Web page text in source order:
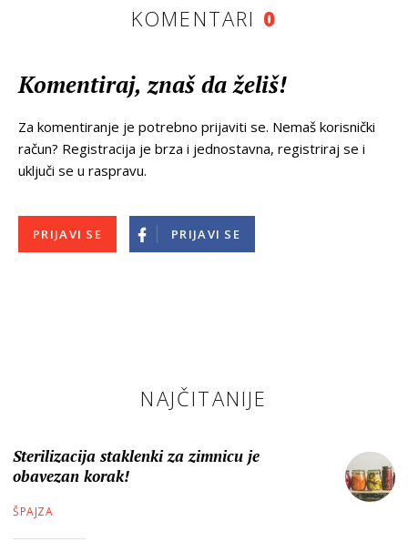
KOMENTARI 0
Komentiraj, znaš da želiš!
Za komentiranje je potrebno prijaviti se. Nemaš korisnički
račun? Registracija je brza i jednostavna, registriraj se i
uključi se u raspravu.
PRIJAVI SE PRIJAVI SE
NAJČITANIJE
Sterilizacija staklenki za zimnicu je
obavezan korak!
ŠPAJZA